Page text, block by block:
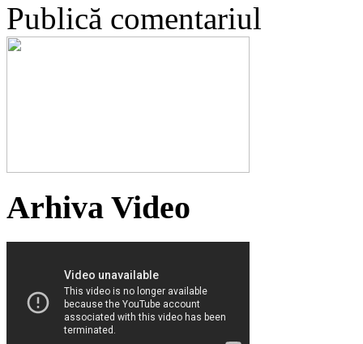
Publică comentariul
Arhiva Video